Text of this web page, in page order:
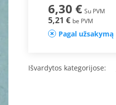
6,30 € Su PVM
5,21 € be PVM
Pagal užsakymą
Išvardytos kategorijose: